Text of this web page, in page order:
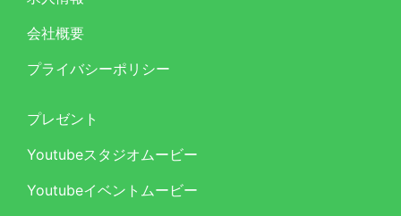
会社概要
プライバシーポリシー
プレゼント
Youtubeスタジオムービー
Youtubeイベントムービー